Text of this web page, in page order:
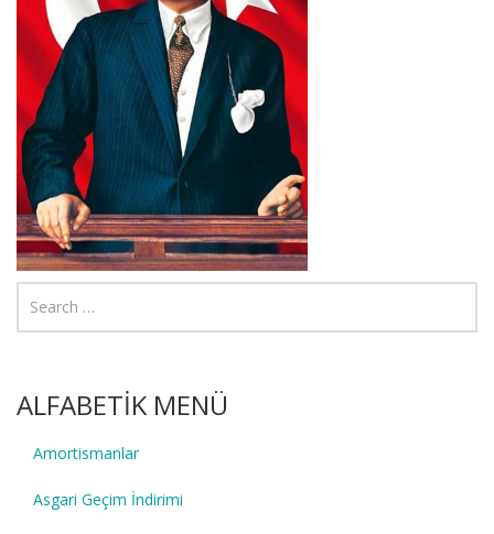
ALFABETİK MENÜ
Amortismanlar
Asgari Geçim İndirimi